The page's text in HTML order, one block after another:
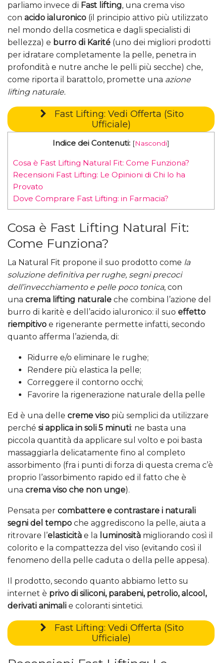
parliamo invece di Fast lifting, una crema viso
con acido ialuronico (il principio attivo più utilizzato
nel mondo della cosmetica e dagli specialisti di
bellezza) e burro di Karité (uno dei migliori prodotti
per idratare completamente la pelle, penetra in
profondità e nutre anche le pelli più secche) che,
come riporta il barattolo, promette una azione
lifting naturale.
Fast Lifting: Vedi Offerta (Sito
Ufficiale)
Indice dei Contenuti: [Nascondi]
Cosa è Fast Lifting Natural Fit: Come Funziona?
Recensioni Fast Lifting: Le Opinioni di Chi lo ha
Provato
Dove Comprare Fast Lifting: in Farmacia?
Cosa è Fast Lifting Natural Fit:
Come Funziona?
La Natural Fit propone il suo prodotto come la
soluzione definitiva per rughe, segni precoci
dell’invecchiamento e pelle poco tonica, con
una crema lifting naturale che combina l’azione del
burro di karitè e dell’acido ialuronico: il suo effetto
riempitivo e rigenerante permette infatti, secondo
quanto afferma l’azienda, di:
Ridurre e/o eliminare le rughe;
Rendere più elastica la pelle;
Correggere il contorno occhi;
Favorire la rigenerazione naturale della pelle
Ed è una delle creme viso più semplici da utilizzare
perché si applica in soli 5 minuti: ne basta una
piccola quantità da applicare sul volto e poi basta
massaggiarla delicatamente fino al completo
assorbimento (fra i punti di forza di questa crema c’è
proprio l’assorbimento rapido ed il fatto che è
una crema viso che non unge).
Pensata per combattere e contrastare i naturali
segni del tempo che aggrediscono la pelle, aiuta a
ritrovare l’elasticità e la luminosità migliorando così il
colorito e la compattezza del viso (evitando così il
fenomeno della pelle caduta o della pelle appesa).
Il prodotto, secondo quanto abbiamo letto su
internet è privo di siliconi, parabeni, petrolio, alcool,
derivati animali e coloranti sintetici.
Fast Lifting: Vedi Offerta (Sito
Ufficiale)